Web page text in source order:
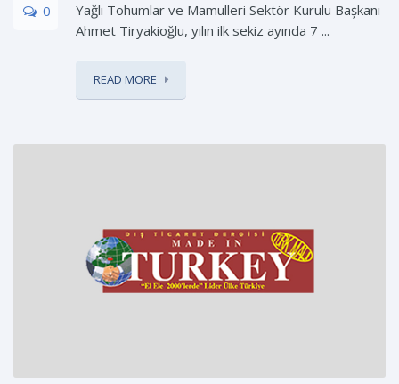
0
Yağlı Tohumlar ve Mamulleri Sektör Kurulu Başkanı
Ahmet Tiryakioğlu, yılın ilk sekiz ayında 7 ...
READ MORE